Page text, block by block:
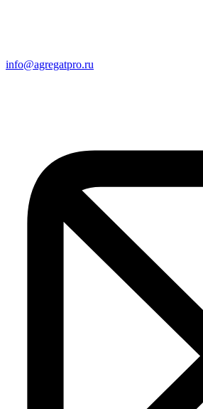
info@agregatpro.ru